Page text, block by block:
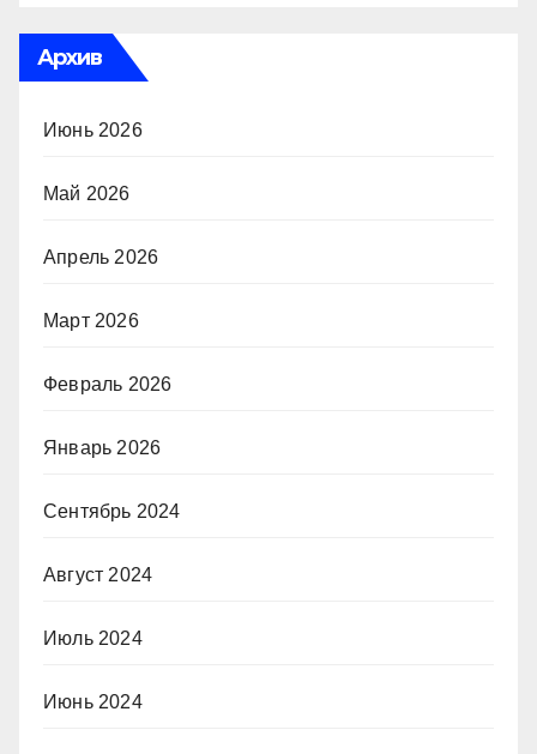
Архив
Июнь 2026
Май 2026
Апрель 2026
Март 2026
Февраль 2026
Январь 2026
Сентябрь 2024
Август 2024
Июль 2024
Июнь 2024